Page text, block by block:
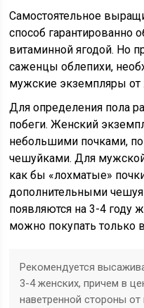
Самостоятельное
способ гарантированно
витаминной ягодой. Но
саженцы облепихи,
мужские экземпляры от
Для определения пола
побеги. Женский
небольшими почками,
чешуйками. Для
как бы «лохматые»
дополнительными
появляются на 3-4 году
можно покупать только
Рекомендуется
3-4 женских, причем в
наветренной стороны